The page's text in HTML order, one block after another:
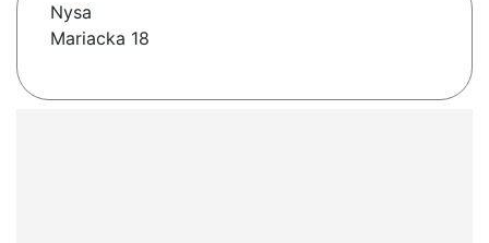
Nysa
Mariacka 18